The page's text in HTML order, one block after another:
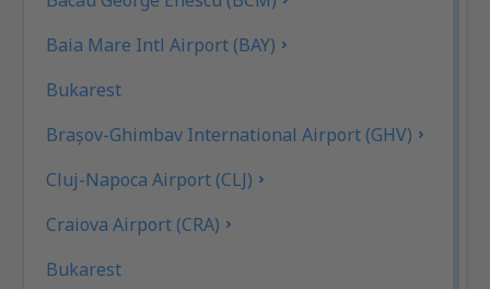
Baia Mare Intl Airport (BAY)
Bukarest
Brașov-Ghimbav International Airport (GHV)
Cluj-Napoca Airport (CLJ)
Craiova Airport (CRA)
Bukarest